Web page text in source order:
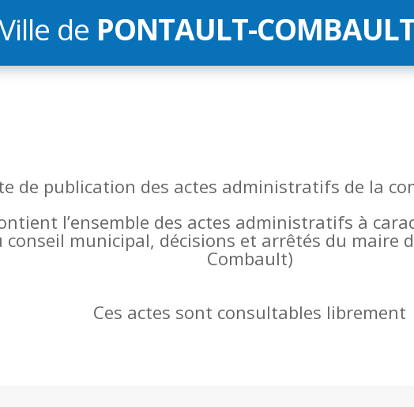
de PONTAULT-
de publication des actes administratifs de la
l’ensemble des actes administratifs à
municipal, décisions et arrêtés du maire
Combault)
Ces actes sont consultables librement